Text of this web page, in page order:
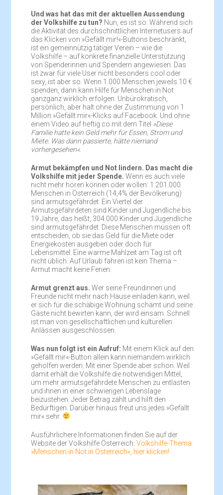
Und was hat das mit der aktuellen Aussendung
der Volkshilfe zu tun? Nun, es ist so: Während sich
die Aktivität des durchschnittlichen Internetusers auf
das Klicken von »Gefällt mir!«-Buttons beschränkt,
ist ein gemeinnützig tätiger Verein – wie die
Volkshilfe – auf konkrete finanzielle Unterstützung
von Spenderinnen und Spendern angewiesen. Das
ist zwar für viele User nicht besonders cool oder
sexy, ist aber so. Wenn 1.000 Menschen jeweils 10 €
spenden, dann kann Hilfe für Menschen in Not
ganzganz wirklich erfolgen. Unbürokratisch,
persönlich, aber halt ohne der Zustimmung von 1
Million »Gefällt mir«-Klicks auf Facebook. Und ohne
einem Video auf heftig.co mit dem Titel »Diese
Familie hatte kein Geld mehr für Essen, Strom und
Miete. Was dann passierte, hätte niemand
vorhergesehen«.
Armut bekämpfen und Not lindern. Das macht die
Volkshilfe mit jeder Spende. Wenn es auch viele
nicht mehr hören können oder wollen: 1.201.000
Menschen in Österreich (14,4% der Bevölkerung)
sind armutsgefährdet. Ein Viertel der
Armutsgefährdeten sind Kinder und Jugendliche bis
19 Jahre, das heißt, 304.000 Kinder und Jugendliche
sind armutsgefährdet. Diese Menschen müssen oft
entscheiden, ob sie das Geld für die Miete oder
Energiekosten ausgeben oder doch für
Lebensmittel. Eine warme Mahlzeit am Tag ist oft
nicht üblich. Auf Urlaub fahren ist kein Thema –
Armut macht keine Ferien.
Armut grenzt aus. Wer seine Freundinnen und
Freunde nicht mehr nach Hause einladen kann, weil
er sich für die schäbige Wohnung schämt und seine
Gäste nicht bewirten kann, der wird einsam. Schnell
ist man von gesellschaftlichen und kulturellen
Anlässen ausgeschlossen.
Was nun folgt ist ein Aufruf: Mit einem Klick auf den
»Gefällt mir«-Button allein kann niemandem wirklich
geholfen werden. Mit einer Spende aber schon. Weil
damit erhält die Volkshilfe die notwendigen Mittel,
um mehr armutsgefährdete Menschen zu entlasten
und ihnen in einer schwierigen Lebenslage
beizustehen. Jeder Betrag zählt und hilft den
Bedürftigen. Darüber hinaus freut uns jedes »Gefällt
mir« sehr.
Ausführlichere Informationen finden Sie auf der
Website der Volkshilfe Österreich:Volkshilfe-Thema
»Menschen in Not in Österreich«, hier klicken!